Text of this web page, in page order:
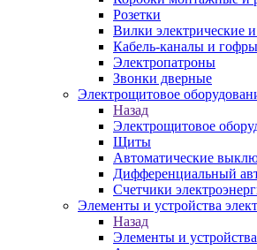
Розетки
Вилки электрические
Кабель-каналы и гофры
Электропатроны
Звонки дверные
Электрощитовое
Назад
Электрощитовое
Щиты
Автоматические
Дифференциальный
Счетчики
Элементы и устройства
Назад
Элементы и